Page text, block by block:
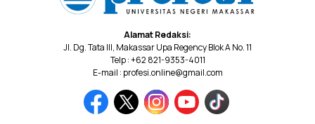
Alamat Redaksi:
Jl. Dg. Tata III, Makassar Upa Regency Blok A No. 11
Telp : +62 821-9353-4011
E-mail : profesi.online@gmail.com